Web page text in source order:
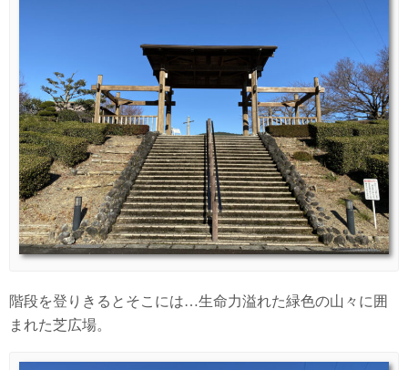
階段を登りきるとそこには…生命力溢れた緑色の山々に囲
まれた芝広場。